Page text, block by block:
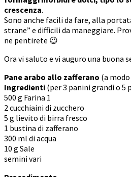
crescenza.
Sono anche facili da fare, alla
strane” e difficili da maneggiare.
ne pentirete 😉
Ora vi saluto e vi auguro una buona
Pane arabo allo zafferano (a
Ingredienti (per 3 panini grandi o 5
500 g Farina 1
2 cucchiaini di zucchero
5 g lievito di birra fresco
1 bustina di zafferano
300 ml di acqua
10 g Sale
semini vari